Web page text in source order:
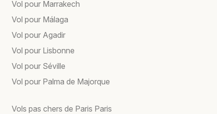
Vol pour Marrakech
Vol pour Málaga
Vol pour Agadir
Vol pour Lisbonne
Vol pour Séville
Vol pour Palma de Majorque
Vols pas chers de Paris Paris